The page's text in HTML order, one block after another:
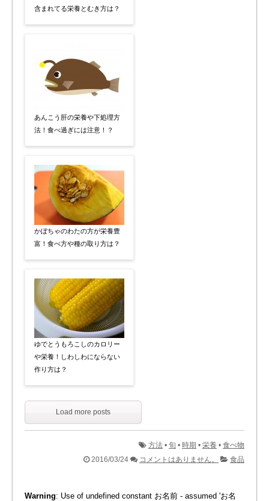
含まれてる栄養とむき方は？
あんこう肝の栄養や下処理方
法！食べ過ぎには注意！？
かぼちゃのわたの方が栄養豊
富！食べ方や種の取り方は？
ゆでとうもろこしのカロリー
や栄養！しわしわにならない
作り方は？
Load more posts
方法 • 旬 • 時期 • 栄養 • 食べ物
2016/03/24
コメントはありません。 食品
Warning: Use of undefined constant お名前 - assumed 'お名